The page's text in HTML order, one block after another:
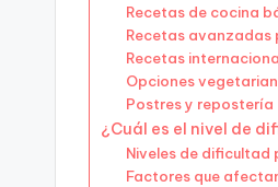
Recetas de cocina
Recetas avanzadas
Recetas
Opciones
Postres y repostería
¿Cuál es el nivel de
Niveles de
Factores que